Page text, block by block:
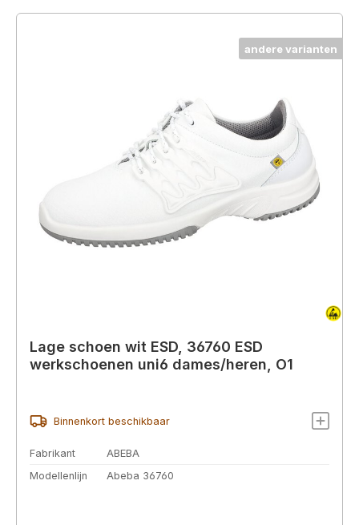
andere varianten
Lage schoen wit ESD, 36760 ESD
werkschoenen uni6 dames/heren, O1
Binnenkort beschikbaar
Fabrikant
ABEBA
Modellenlijn
Abeba 36760